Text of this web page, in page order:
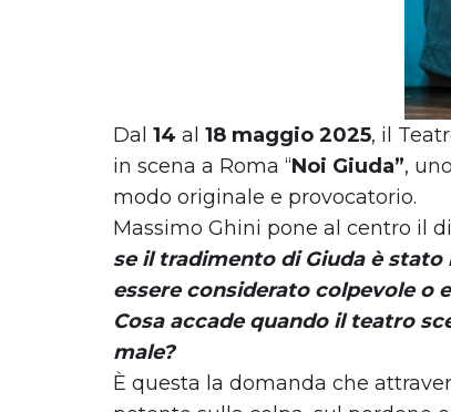
Dal 14 al 18 maggio 2025, il
in scena a Roma “Noi Giuda”,
modo originale e provocatorio.
Massimo Ghini pone al centro il
se il tradimento di Giuda è
essere considerato colpevole o
Cosa accade quando il teatro
male?
È questa la domanda che